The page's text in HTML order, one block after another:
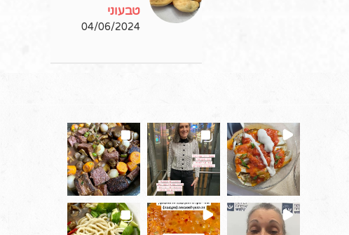
טבעוני
04/06/2024